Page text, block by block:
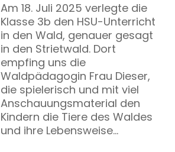
Am 18. Juli 2025 verlegte die
Klasse 3b den HSU-Unterricht
in den Wald, genauer gesagt
in den Strietwald. Dort
empfing uns die
Waldpädagogin Frau Dieser,
die spielerisch und mit viel
Anschauungsmaterial den
Kindern die Tiere des Waldes
und ihre Lebensweise...